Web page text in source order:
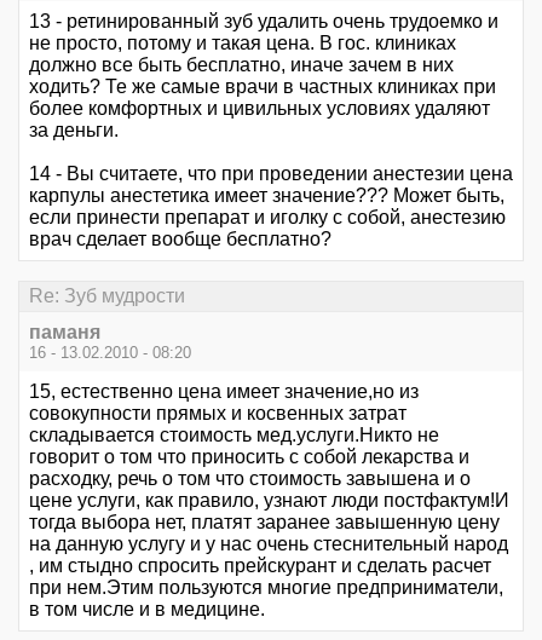
13 - ретинированный зуб удалить очень трудоемко и
не просто, потому и такая цена. В гос. клиниках
должно все быть бесплатно, иначе зачем в них
ходить? Те же самые врачи в частных клиниках при
более комфортных и цивильных условиях удаляют
за деньги.
14 - Вы считаете, что при проведении анестезии цена
карпулы анестетика имеет значение??? Может быть,
если принести препарат и иголку с собой, анестезию
врач сделает вообще бесплатно?
Re: Зуб мудрости
паманя
16 - 13.02.2010 - 08:20
15, естественно цена имеет значение,но из
совокупности прямых и косвенных затрат
складывается стоимость мед.услуги.Никто не
говорит о том что приносить с собой лекарства и
расходку, речь о том что стоимость завышена и о
цене услуги, как правило, узнают люди постфактум!И
тогда выбора нет, платят заранее завышенную цену
на данную услугу и у нас очень стеснительный народ
, им стыдно спросить прейскурант и сделать расчет
при нем.Этим пользуются многие предприниматели,
в том числе и в медицине.